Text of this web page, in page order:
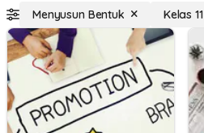
Menyusun Bentuk Kelas 11